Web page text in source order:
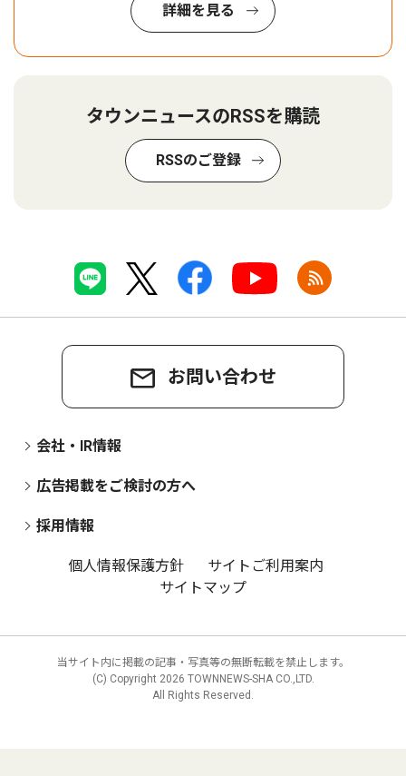
詳細を見る
タウンニュースのRSSを購読
RSSのご登録
お問い合わせ
会社・IR情報
広告掲載をご検討の方へ
採用情報
個人情報保護方針
サイトご利用案内
サイトマップ
当サイト内に掲載の記事・写真等の無断転載を禁止します。
(C) Copyright 2026 TOWNNEWS-SHA CO.,LTD.
All Rights Reserved.